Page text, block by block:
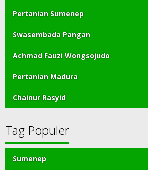
Pertanian Sumenep
Swasembada Pangan
Achmad Fauzi Wongsojudo
Pertanian Madura
Chainur Rasyid
Tag Populer
Sumenep